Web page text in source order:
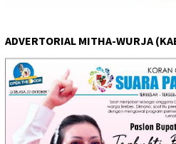
ADVERTORIAL MITHA-WURJA